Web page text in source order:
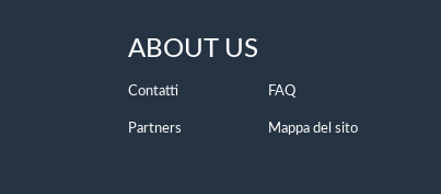
ABOUT US
Contatti FAQ
Partners Mappa del sito